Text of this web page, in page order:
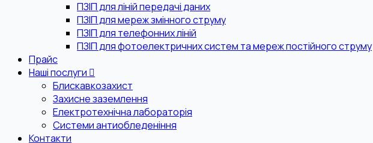
ПЗІП для ліній передачі даних
ПЗІП для мереж змінного струму
ПЗІП для телефонних ліній
ПЗІП для фотоелектричних систем та мереж постійного струму
Прайс
Наші послуги
Блискавкозахист
Захисне заземлення
Електротехнічна лабораторія
Системи антиобледеніння
Контакти